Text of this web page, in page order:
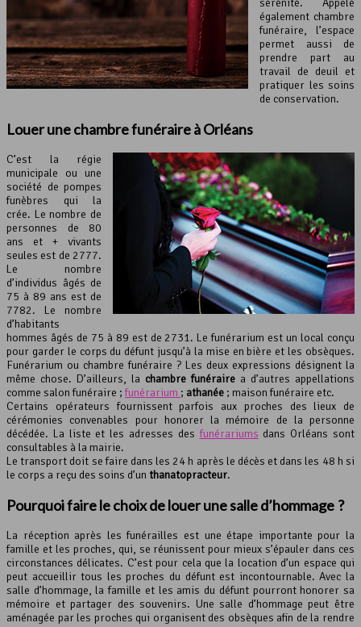
sérénité. Appelé
également chambre
funéraire, l’espace
permet aussi de
prendre part au
travail de deuil et
pratiquer les soins
de conservation.
Louer une chambre funéraire à Orléans
C’est la régie
municipale ou une
société de pompes
funèbres qui la
crée. Le nombre de
personnes de 80
ans et + vivants
seules est de 2777.
Le nombre
d’individus âgés de
75 à 89 ans est de
7782. Le nombre
d’habitants
hommes âgés de 75 à 89 est de 2731. Le funérarium est un local conçu
pour garder le corps du défunt jusqu’à la mise en bière et les obsèques.
Funérarium ou chambre funéraire ? Les deux expressions désignent la
même chose. D’ailleurs, la chambre funéraire a d’autres appellations
comme salon funéraire ; funérarium ; athanée ; maison funéraire etc.
Certains opérateurs fournissent parfois aux proches des lieux de
cérémonies convenables pour honorer la mémoire de la personne
décédée. La liste et les adresses des funérariums dans Orléans sont
consultables à la mairie.
Le transport doit se faire dans les 24 h après le décès et dans les 48 h si
le corps a reçu des soins d’un thanatopracteur.
Pourquoi faire le choix de louer unesalle d’hommage ?
La réception après les funérailles est une étape importante pour la
famille et les proches, qui, se réunissent pour mieux s’épauler dans ces
circonstances délicates. C’est pour cela que la location d’un espace qui
peut accueillir tous les proches du défunt est incontournable. Avec la
salle d’hommage, la famille et les amis du défunt pourront honorer sa
mémoire et partager des souvenirs. Une salle d’hommage peut être
aménagée par les proches qui organisent des obsèques afin de la rendre